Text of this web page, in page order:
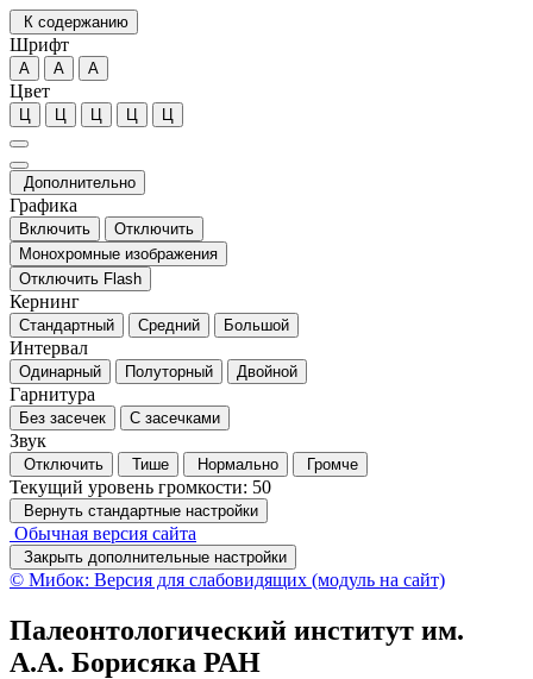
К содержанию
Шрифт
А А А
Цвет
Ц Ц Ц Ц Ц
Дополнительно
Графика
Включить
Отключить
Монохромные изображения
Отключить Flash
Кернинг
Стандартный Средний Большой
Интервал
Одинарный Полуторный Двойной
Гарнитура
Без засечек С засечками
Звук
Отключить Тише Нормально Громче
Текущий уровень громкости: 50
Вернуть стандартные настройки
Обычная версия сайта
Закрыть дополнительные настройки
© Мибок: Версия для слабовидящих (модуль на сайт)
Палеонтологический институт им.
А.А. Борисяка РАН